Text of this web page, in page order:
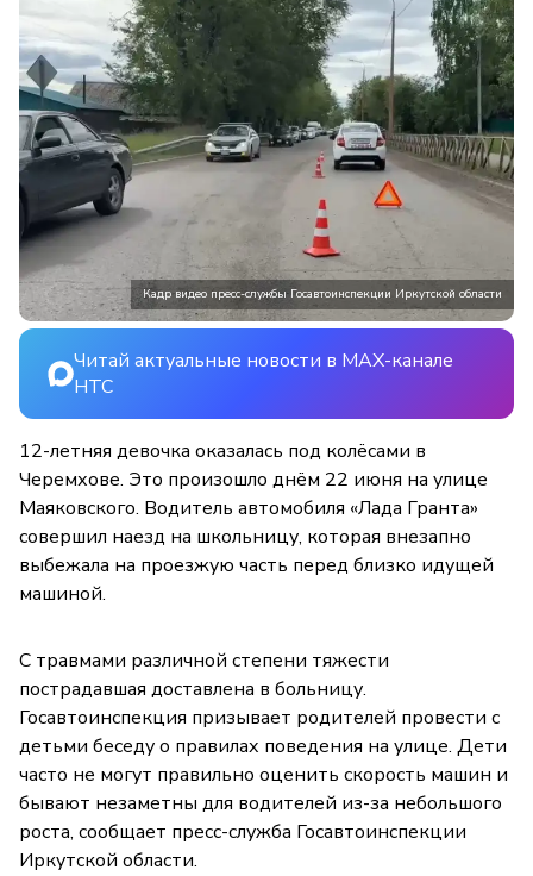
Кадр видео пресс-службы Госавтоинспекции Иркутской области
Читай актуальные новости в MAX-канале
НТС
12-летняя девочка оказалась под колёсами в
Черемхове. Это произошло днём 22 июня на улице
Маяковского. Водитель автомобиля «Лада Гранта»
совершил наезд на школьницу, которая внезапно
выбежала на проезжую часть перед близко идущей
машиной.
С травмами различной степени тяжести
пострадавшая доставлена в больницу.
Госавтоинспекция призывает родителей провести с
детьми беседу о правилах поведения на улице. Дети
часто не могут правильно оценить скорость машин и
бывают незаметны для водителей из-за небольшого
роста, сообщает пресс-служба Госавтоинспекции
Иркутской области.